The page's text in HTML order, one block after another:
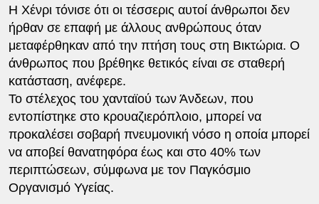
Η Χένρι τόνισε ότι οι τέσσερις αυτοί άνθρωποι δεν
ήρθαν σε επαφή με άλλους ανθρώπους όταν
μεταφέρθηκαν από την πτήση τους στη Βικτώρια. Ο
άνθρωπος που βρέθηκε θετικός είναι σε σταθερή
κατάσταση, ανέφερε.
Το στέλεχος του χανταϊού των Άνδεων, που
εντοπίστηκε στο κρουαζιερόπλοιο, μπορεί να
προκαλέσει σοβαρή πνευμονική νόσο η οποία μπορεί
να αποβεί θανατηφόρα έως και στο 40% των
περιπτώσεων, σύμφωνα με τον Παγκόσμιο
Οργανισμό Υγείας.